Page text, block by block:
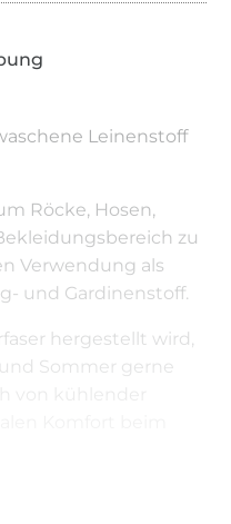
Leinenstoff
Röcke, Hosen,
zu
Verwendung als
und Gardinenstoff.
hergestellt wird,
Sommer gerne